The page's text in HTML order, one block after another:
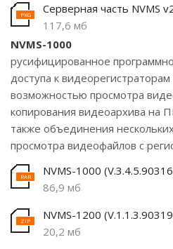
Серверная часть NVMS
117,6 мб
NVMS-1000
русифицированное
доступа к
возможностью просмотра
копирования видеоархива на
также объединения
просмотра видеофайлов с
NVMS-1000
86,9 мб
NVMS-1200
20,2 мб